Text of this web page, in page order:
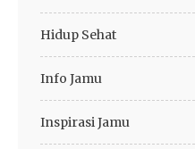
Hidup Sehat
Info Jamu
Inspirasi Jamu